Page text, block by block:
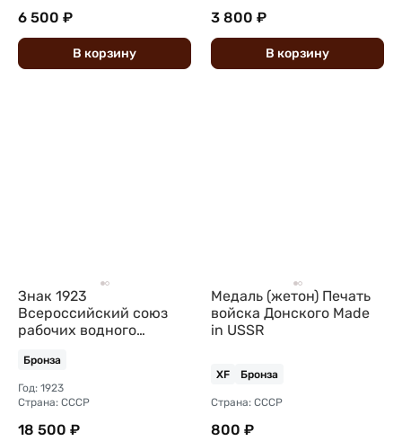
6 500 ₽
В корзину
3 800 ₽
В корзину
Знак 1923
Всероссийский союз
рабочих водного
бронза
Бронза
Год: 1923
Страна: СССР
18 500 ₽
Медаль (жетон) Печать
войска Донского Made
in USSR
XF Бронза
Страна: СССР
800 ₽